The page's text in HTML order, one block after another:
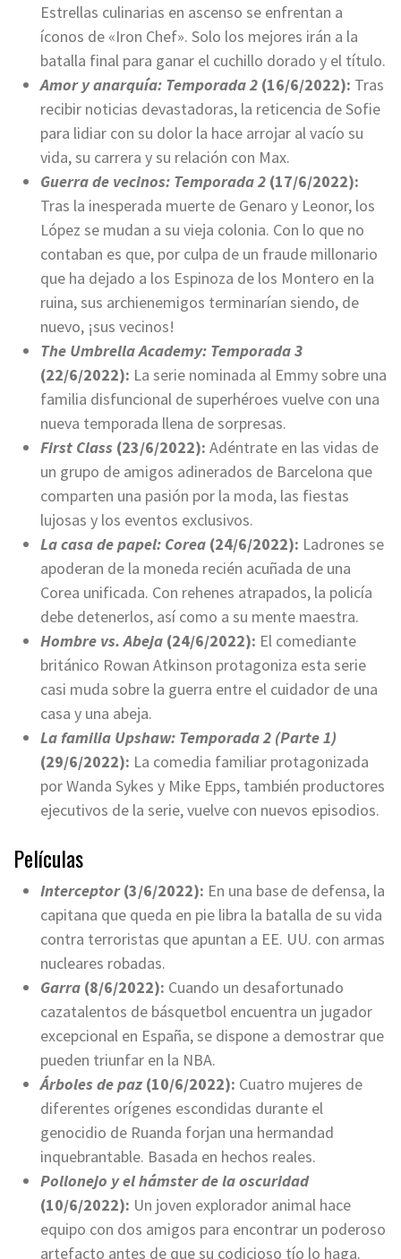
Estrellas culinarias en ascenso se enfrentan a
íconos de «Iron Chef». Solo los mejores irán a la
batalla final para ganar el cuchillo dorado y el título.
Amor y anarquía: Temporada 2 (16/6/2022): Tras
recibir noticias devastadoras, la reticencia de Sofie
para lidiar con su dolor la hace arrojar al vacío su
vida, su carrera y su relación con Max.
Guerra de vecinos: Temporada 2 (17/6/2022):
Tras la inesperada muerte de Genaro y Leonor, los
López se mudan a su vieja colonia. Con lo que no
contaban es que, por culpa de un fraude millonario
que ha dejado a los Espinoza de los Montero en la
ruina, sus archienemigos terminarían siendo, de
nuevo, ¡sus vecinos!
The Umbrella Academy: Temporada 3
(22/6/2022): La serie nominada al Emmy sobre una
familia disfuncional de superhéroes vuelve con una
nueva temporada llena de sorpresas.
First Class (23/6/2022): Adéntrate en las vidas de
un grupo de amigos adinerados de Barcelona que
comparten una pasión por la moda, las fiestas
lujosas y los eventos exclusivos.
La casa de papel: Corea (24/6/2022): Ladrones se
apoderan de la moneda recién acuñada de una
Corea unificada. Con rehenes atrapados, la policía
debe detenerlos, así como a su mente maestra.
Hombre vs. Abeja (24/6/2022): El comediante
británico Rowan Atkinson protagoniza esta serie
casi muda sobre la guerra entre el cuidador de una
casa y una abeja.
La familia Upshaw: Temporada 2 (Parte 1)
(29/6/2022): La comedia familiar protagonizada
por Wanda Sykes y Mike Epps, también productores
ejecutivos de la serie, vuelve con nuevos episodios.
Películas
Interceptor(3/6/2022): En una base de defensa, la
capitana que queda en pie libra la batalla de su vida
contra terroristas que apuntan a EE. UU. con armas
nucleares robadas.
Garra (8/6/2022): Cuando un desafortunado
cazatalentos de básquetbol encuentra un jugador
excepcional en España, se dispone a demostrar que
pueden triunfar en la NBA.
Árboles de paz(10/6/2022): Cuatro mujeres de
diferentes orígenes escondidas durante el
genocidio de Ruanda forjan una hermandad
inquebrantable. Basada en hechos reales.
Pollonejo y el hámster de la oscuridad
(10/6/2022): Un joven explorador animal hace
equipo con dos amigos para encontrar un poderoso
artefacto antes de que su codicioso tío lo haga.